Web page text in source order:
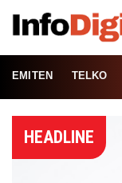
EMITEN TELKO
HEADLINE